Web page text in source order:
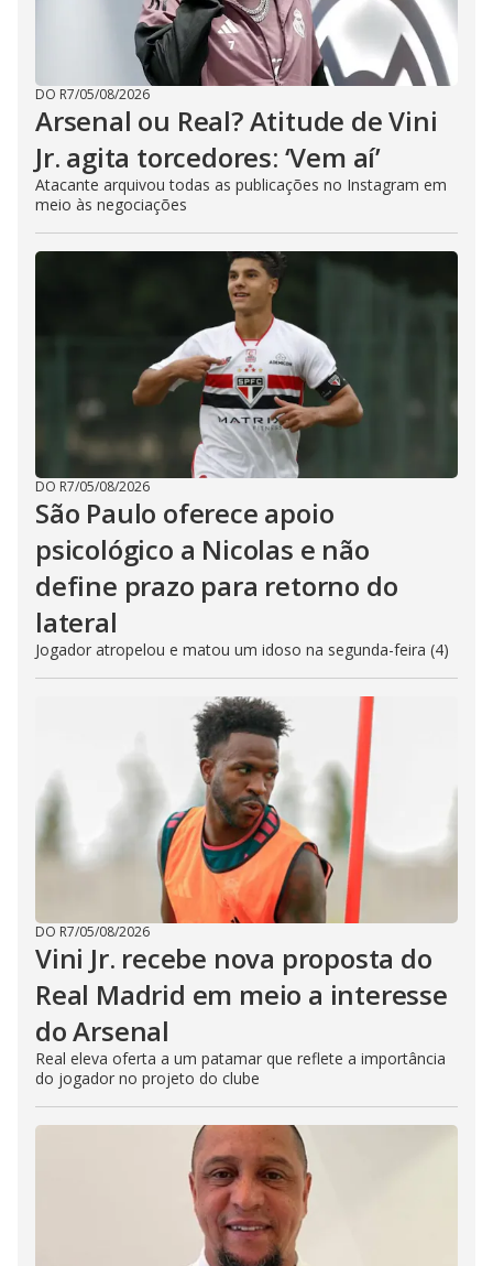
DO R7/05/08/2026
Arsenal ou Real? Atitude de Vini
Jr. agita torcedores: ‘Vem aí’
Atacante arquivou todas as publicações no Instagram em
meio às negociações
DO R7/05/08/2026
São Paulo oferece apoio
psicológico a Nicolas e não
define prazo para retorno do
lateral
Jogador atropelou e matou um idoso na segunda-feira (4)
DO R7/05/08/2026
Vini Jr. recebe nova proposta do
Real Madrid em meio a interesse
do Arsenal
Real eleva oferta a um patamar que reflete a importância
do jogador no projeto do clube